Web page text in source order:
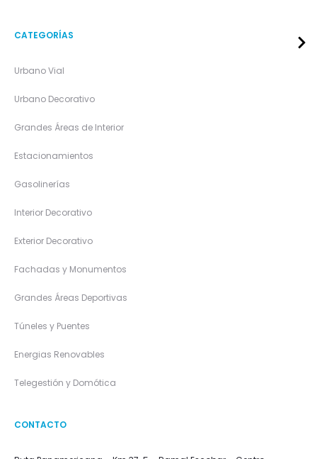
CATEGORÍAS
Urbano Vial
Urbano Decorativo
Grandes Áreas de Interior
Estacionamientos
Gasolinerías
Interior Decorativo
Exterior Decorativo
Fachadas y Monumentos
Grandes Áreas Deportivas
Túneles y Puentes
Energias Renovables
Telegestión y Domótica
CONTACTO